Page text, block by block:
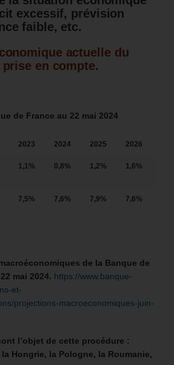
excessif, prévision
faible, etc.
actuelle du
en compte.
de France au 22 mai 2024
2023 2024 2025 2026
1,1% 0,8% 1,2% 1,6%
7,5% 7,6% 7,9% 7,6%
de la Banque de
mai 2024. https://www.banque-
et-
projections-macroeconomiques-juin-
l’objet de cette procédure :
Hongrie, la Pologne, la Roumanie,